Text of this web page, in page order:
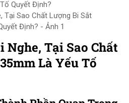
Tại Sao Chất Lượng Bi Sắt
Định? - Ảnh 1
Nghe, Tại Sao Chất
Là Yếu Tố